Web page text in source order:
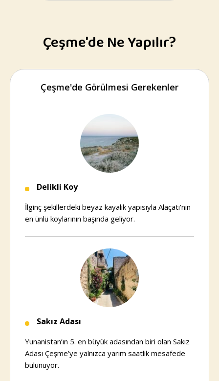
Çeşme'de Ne Yapılır?
Çeşme'de Görülmesi Gerekenler
Delikli Koy
İlginç şekillerdeki beyaz kayalık yapısıyla Alaçatı’nın
en ünlü koylarının başında geliyor.
Sakız Adası
Yunanistan’ın 5. en büyük adasından biri olan Sakız
Adası Çeşme’ye yalnızca yarım saatlik mesafede
bulunuyor.